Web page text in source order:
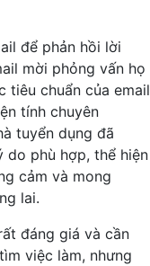
để phản hồi lời
mời phỏng vấn họ
tiêu chuẩn của email
tính chuyên
tuyển dụng đã
do phù hợp, thể hiện
cảm và mong
lai.
đáng giá và cần
việc làm, nhưng